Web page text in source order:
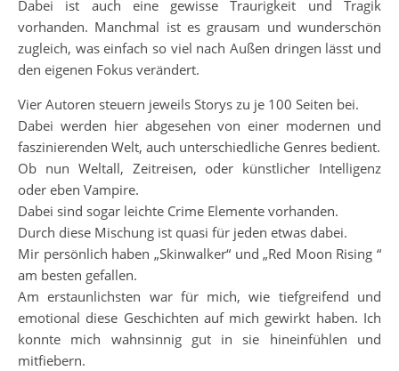
Dabei ist auch eine gewisse Traurigkeit und Tragik
vorhanden. Manchmal ist es grausam und wunderschön
zugleich, was einfach so viel nach Außen dringen lässt und
den eigenen Fokus verändert.
Vier Autoren steuern jeweils Storys zu je 100 Seiten bei.
Dabei werden hier abgesehen von einer modernen und
faszinierenden Welt, auch unterschiedliche Genres bedient.
Ob nun Weltall, Zeitreisen, oder künstlicher Intelligenz
oder eben Vampire.
Dabei sind sogar leichte Crime Elemente vorhanden.
Durch diese Mischung ist quasi für jeden etwas dabei.
Mir persönlich haben „Skinwalker“ und „Red Moon Rising “
am besten gefallen.
Am erstaunlichsten war für mich, wie tiefgreifend und
emotional diese Geschichten auf mich gewirkt haben. Ich
konnte mich wahnsinnig gut in sie hineinfühlen und
mitfiebern.